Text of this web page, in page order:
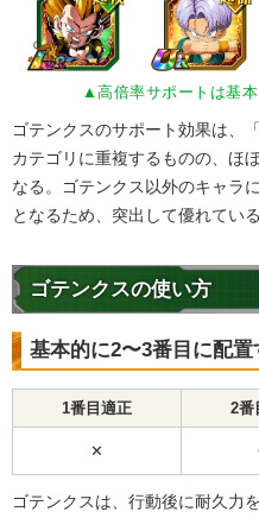
▲高倍率サポートは基
ゴテンクスのサポート効果は、
カテゴリに重複するものの、ほ
なる。ゴテンクス以外のキャラ
となるため、突出して優れてい
ゴテンクスの使い方
基本的に2〜3番目に配置
1番目適正 2番
✕
ゴテンクスは、行動後に耐久力